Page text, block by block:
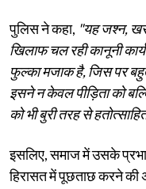
पुलिस ने कहा, "यह जश्न,
खिलाफ चल रही कानूनी
फुल्का मजाक है, जिस पर
इसने न केवल पीड़िता को
को भी बुरी तरह से
इसलिए, समाज में उसके
हिरासत में पूछताछ करने की